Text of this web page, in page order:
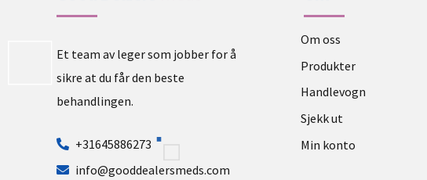
Et team av leger som jobber for å
sikre at du får den beste
behandlingen.
+31645886273
info@gooddealersmeds.com
Om oss
Produkter
Handlevogn
Sjekk ut
Min konto